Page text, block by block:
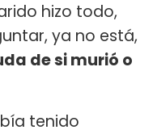
hizo todo,
ya no está,
de si murió o
tenido